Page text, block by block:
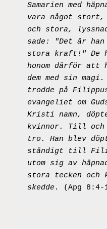
Samarien med
vara något stort,
och stora,
sade: "Det är han
stora kraft!" De
honom därför att
dem med sin
trodde på
evangeliet om
Kristi namn,
kvinnor. Till och
tro. Han blev
ständigt till
utom sig av
stora tecken och
skedde.
(Apg 8:4-